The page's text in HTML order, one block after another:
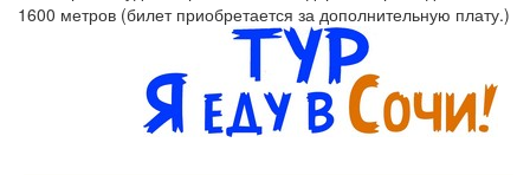
1600 метров (билет приобретается за дополнительную плату.)